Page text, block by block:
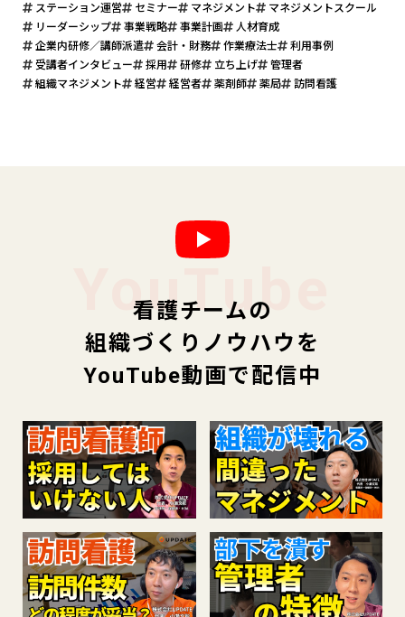
ステーション運営 セミナー マネジメント
マネジメントスクール
リーダーシップ
事業戦略 事業計画
人材育成
企業内研修／講師派遣
会計・財務 作業療法士
利用事例
受講者インタビュー
採用 研修 立ち上げ
管理者
組織マネジメント
経営 経営者 薬剤師 薬局 訪問看護
YouTube
看護チームの
組織づくりノウハウを
YouTube動画で配信中